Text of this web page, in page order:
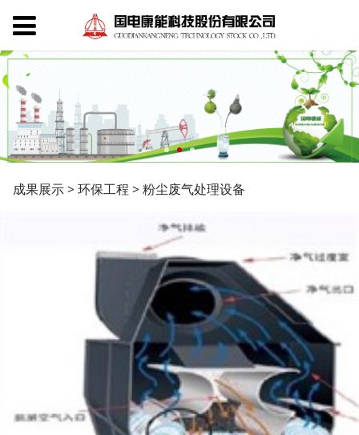
粉尘废气处理设备
成果展示>环保工程 >粉尘废气处理设备